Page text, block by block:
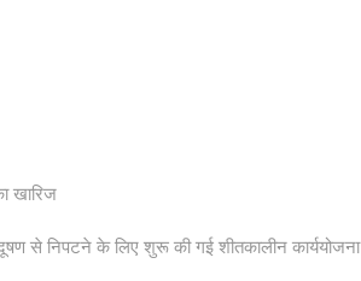
खारिज
से निपटने के लिए शुरू की गई शीतकालीन कार्ययोजना